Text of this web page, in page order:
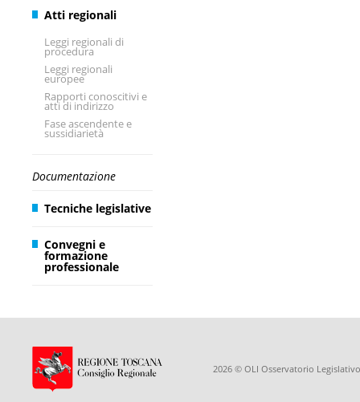
Atti regionali
Leggi regionali di
procedura
Leggi regionali
europee
Rapporti conoscitivi e
atti di indirizzo
Fase ascendente e
sussidiarietà
Documentazione
Tecniche legislative
Convegni e
formazione
professionale
2026 © OLI Osservatorio